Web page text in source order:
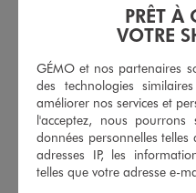
Combinaison pantalon multi-look en viscose femme
29,99 €
Les produits malins : multi look
AJOUTERAU PANIER
PRÊT À
VOTRE
GÉMO et nos partenaires
des technologies
améliorer nos services et
l'acceptez, nous
données personnelles telles
adresses IP, les
telles que votre adresse e-